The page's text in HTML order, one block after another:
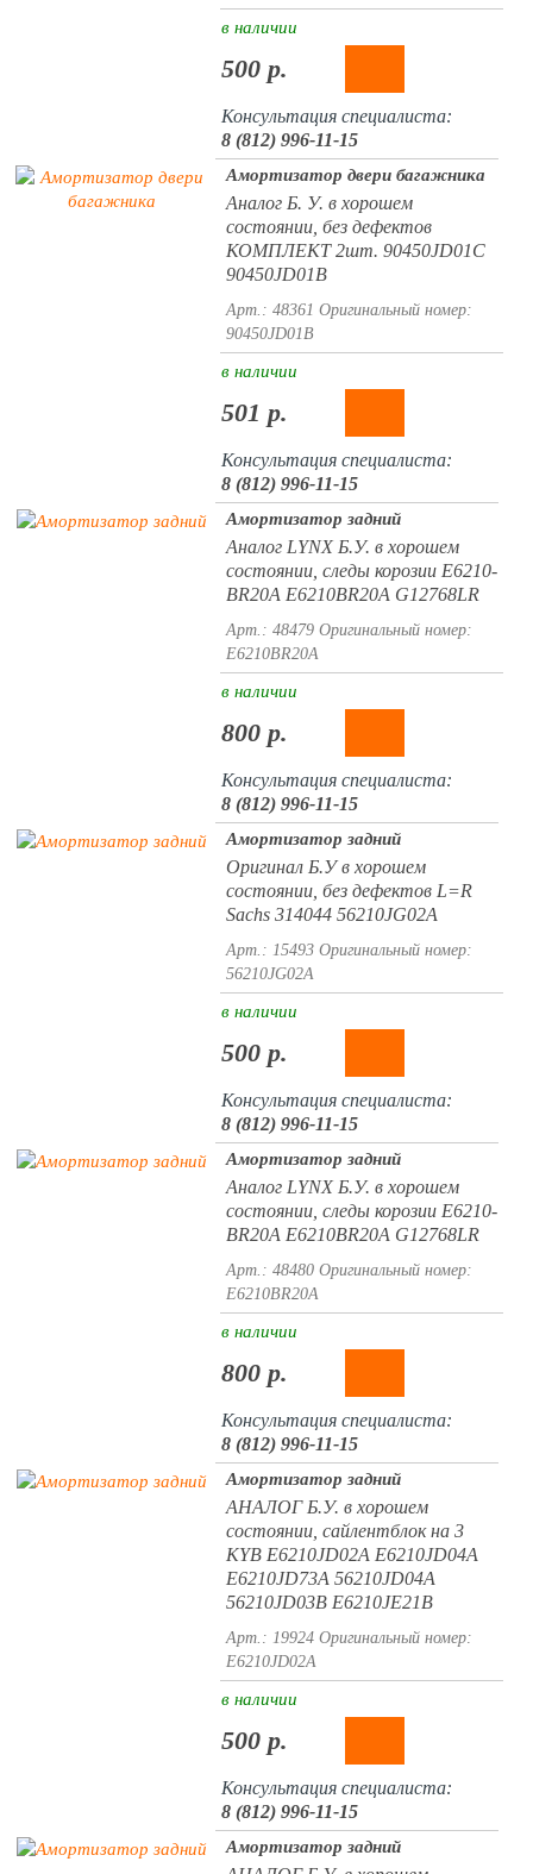
в наличии
500 р.
Консультация специалиста:
8 (812) 996-11-15
Амортизатор двери багажника
Аналог Б. У. в хорошем
состоянии, без дефектов
КОМПЛЕКТ 2шт. 90450JD01C
90450JD01B
Арт.: 48361 Оригинальный номер:
90450JD01B
в наличии
501 р.
Консультация специалиста:
8 (812) 996-11-15
Амортизатор задний
Аналог LYNX Б.У. в хорошем
состоянии, следы корозии E6210-
BR20A E6210BR20A G12768LR
Арт.: 48479 Оригинальный номер:
E6210BR20A
в наличии
800 р.
Консультация специалиста:
8 (812) 996-11-15
Амортизатор задний
Оригинал Б.У в хорошем
состоянии, без дефектов L=R
Sachs 314044 56210JG02A
Арт.: 15493 Оригинальный номер:
56210JG02A
в наличии
500 р.
Консультация специалиста:
8 (812) 996-11-15
Амортизатор задний
Аналог LYNX Б.У. в хорошем
состоянии, следы корозии E6210-
BR20A E6210BR20A G12768LR
Арт.: 48480 Оригинальный номер:
E6210BR20A
в наличии
800 р.
Консультация специалиста:
8 (812) 996-11-15
Амортизатор задний
АНАЛОГ Б.У. в хорошем
состоянии, сайлентблок на 3
KYB E6210JD02A E6210JD04A
E6210JD73A 56210JD04A
56210JD03B E6210JE21B
Арт.: 19924 Оригинальный номер:
E6210JD02A
в наличии
500 р.
Консультация специалиста:
8 (812) 996-11-15
Амортизатор задний